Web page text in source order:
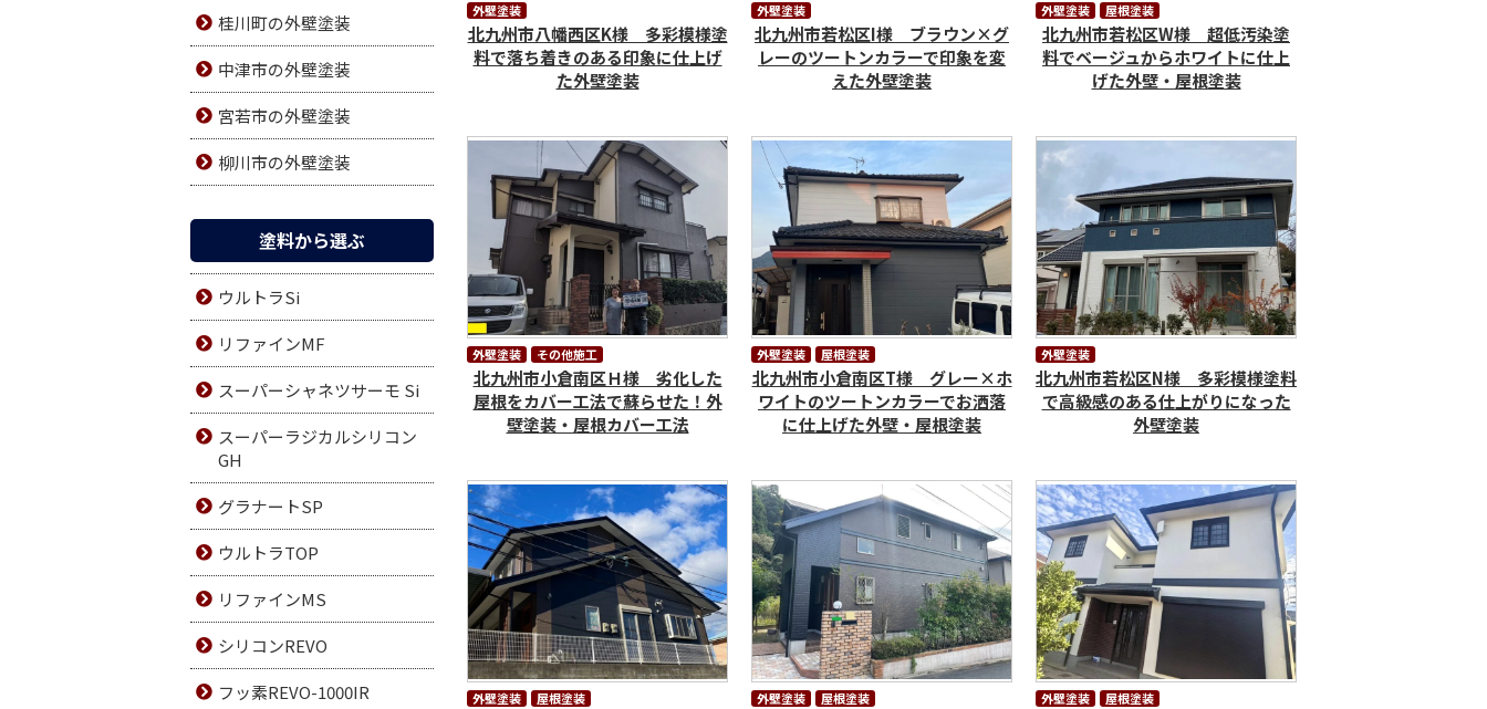
北九州市八幡西区K様 多彩模様塗
料で落ち着きのある印象に仕上げ
た外壁塗装
外壁塗装
北九州市若松区I様 ブラウン×グ
レーのツートンカラーで印象を変
えた外壁塗装
外壁塗装
北九州市若松区W様 超低汚染塗
料でベージュからホワイトに仕上
げた外壁・屋根塗装
外壁塗装 屋根塗装
北九州市小倉南区Ｈ様 劣化した
屋根をカバー工法で蘇らせた！外
壁塗装・屋根カバー工法
外壁塗装 その他施工
北九州市小倉南区T様 グレー×ホ
ワイトのツートンカラーでお洒落
に仕上げた外壁・屋根塗装
外壁塗装 屋根塗装
北九州市若松区N様 多彩模様塗料
で高級感のある仕上がりになった
外壁塗装
外壁塗装
外壁塗装 屋根塗装 外壁塗装 屋根塗装 外壁塗装 屋根塗装
桂川町の外壁塗装
中津市の外壁塗装
宮若市の外壁塗装
柳川市の外壁塗装
塗料から選ぶ
ウルトラSi
リファインMF
スーパーシャネツサーモ Si
スーパーラジカルシリコン
GH
グラナートSP
ウルトラTOP
リファインMS
シリコンREVO
フッ素REVO-1000IR